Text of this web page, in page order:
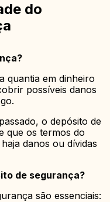
do
quantia em dinheiro
possíveis danos
o depósito de
que os termos do
danos ou dívidas
de segurança?
são essenciais: